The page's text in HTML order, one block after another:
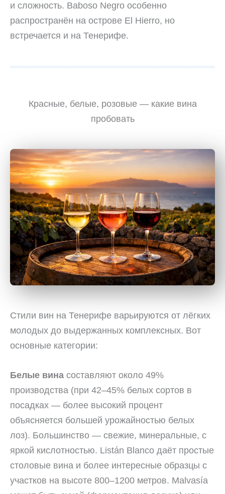
и сложность. Baboso Negro особенно
распространён на острове El Hierro, но
встречается и на Тенерифе.
Красные, белые, розовые — какие вина
пробовать
Стили вин на Тенерифе варьируются от лёгких
молодых до выдержанных комплексных. Вот
основные категории:
Белые вина составляют около 49%
производства (при 42–45% белых сортов в
посадках — более высокий процент
объясняется большей урожайностью белых
лоз). Большинство — свежие, минеральные, с
яркой кислотностью. Listán Blanco даёт простые
столовые вина и более интересные образцы с
участков на высоте 800–1200 метров. Malvasía